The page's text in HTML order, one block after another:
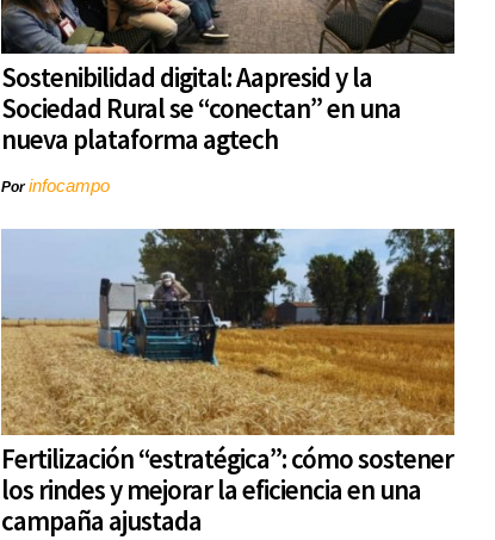
Sostenibilidad digital: Aapresid y la
Sociedad Rural se “conectan” en una
nueva plataforma agtech
Porinfocampo
Fertilización “estratégica”: cómo sostener
los rindes y mejorar la eficiencia en una
campaña ajustada